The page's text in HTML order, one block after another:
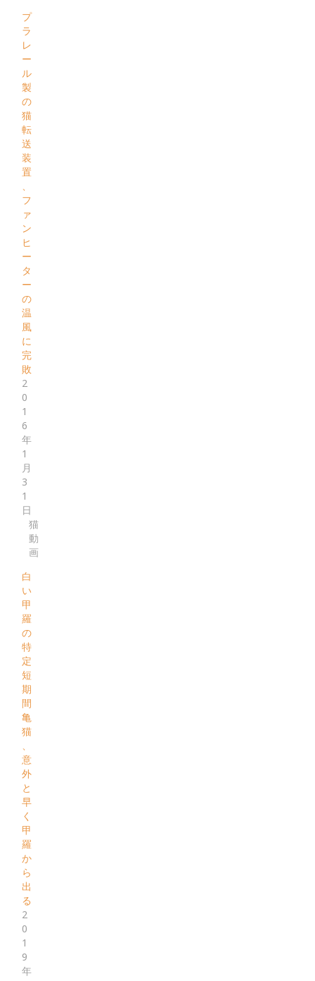
プ
ラ
レ
ー
ル
製
の
猫
転
送
装
置
フ
ァ
ン
ヒ
ー
タ
ー
の
温
風
に
完
敗
2
0
1
6
年
1
月
3
1
日
猫
動
画
白
い
甲
羅
の
特
定
短
期
間
亀
猫
意
外
と
早
く
甲
羅
か
ら
出
る
2
0
1
9
年